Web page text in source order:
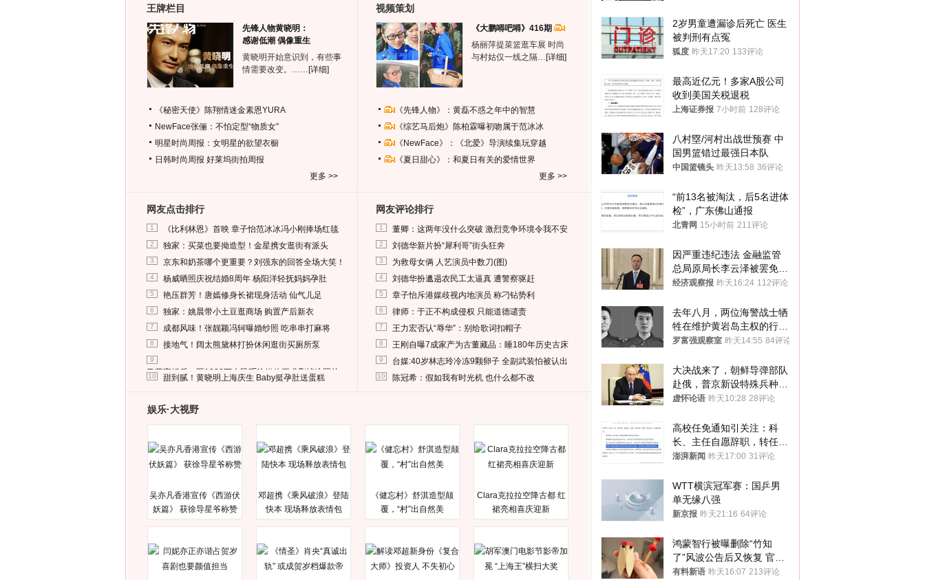
王牌栏目
先锋人物黄晓明：
感谢低潮 偶像重生
黄晓明开始意识到，有些事
情需要改变。…… [详细]
《秘密天使》陈翔情迷金素恩YURA
NewFace张俪：不怕定型“物质女”
明星时尚周报：女明星的欲望衣橱
日韩时尚周报 好莱坞街拍周报
更多 >>
视频策划
《大鹏嘚吧嘚》416期
杨丽萍提菜篮逛车展 时尚
与村姑仅一线之隔… [详细]
《先锋人物》：黄磊不惑之年中的智慧
《综艺马后炮》陈柏霖曝初吻属于范冰冰
《NewFace》：《北爱》导演续集玩穿越
《夏日甜心》：和夏日有关的爱情世界
更多 >>
网友点击排行
1 《比利林恩》首映 章子怡范冰冰冯小刚捧场红毯
2 独家：买菜也要拗造型！金星携女逛街有派头
3 京东和奶茶哪个更重要？刘强东的回答全场大笑！
4 杨威晒照庆祝结婚8周年 杨阳洋轻抚妈妈孕肚
5 艳压群芳！唐嫣修身长裙现身活动 仙气儿足
6 独家：姚晨带小土豆逛商场 购置产后新衣
7 成都风味！张靓颖冯轲曝婚纱照 吃串串打麻将
8 接地气！阔太熊黛林打扮休闲逛街买厕所泵
9
马蓉离婚后，砸1000万人民币给媒体要求删掉这照片
10 甜到腻！黄晓明上海庆生 Baby挺孕肚送蛋糕
网友评论排行
1 董卿：这两年没什么突破 激烈竞争环境令我不安
2 刘德华新片扮“犀利哥”街头狂奔
3 为救母女俩 人艺演员中数刀(图)
4 刘德华扮邋遢农民工太逼真 遭警察驱赶
5 章子怡斥港媒歧视内地演员 称刁钻势利
6 律师：于正不构成侵权 只能道德谴责
7 王力宏否认“辱华”：别给歌词扣帽子
8 王刚自曝7成家产为古董藏品：睡180年历史古床
9 台媒:40岁林志玲冷冻9颗卵子 全副武装怕被认出
10 陈冠希：假如我有时光机 也什么都不改
娱乐·大视野
吴亦凡香港宣传《西游伏
妖篇》 获徐导星爷称赞
邓超携《乘风破浪》登陆
快本 现场释放表情包
《健忘村》舒淇造型颠
覆，“村”出自然美
Clara克拉拉空降古都 红
裙亮相喜庆迎新
2岁男童遭漏诊后死亡 医生
被判刑有点冤
狐度 昨天17:20 133评论
最高近亿元！多家A股公司
收到美国关税退税
上海证券报 7小时前 128评论
八村塁/河村出战世预赛 中
国男篮错过最强日本队
中国篮镜头 昨天13:58 36评论
“前13名被淘汰，后5名进体
检”，广东佛山通报
北青网 15小时前 211评论
因严重违纪违法 金融监管
总局原局长李云泽被罢免全
国人大代表
经济观察报 昨天16:24 112评论
去年八月，两位海警战士牺
牲在维护黄岩岛主权的行动
中
罗富强观察室 昨天14:55 84评论
大决战来了，朝鲜导弹部队
赴俄，普京新设特殊兵种，
76岁老将扛旗
虚怀论语 昨天10:28 28评论
高校任免通知引关注：科
长、主任自愿辞职，转任思
政辅导员
澎湃新闻 昨天17:00 31评论
WTT横滨冠军赛：国乒男
单无缘八强
新京报 昨天21:16 64评论
鸿蒙智行被曝删除“竹知
了”风波公告后又恢复 官媒
曾力挺：劝华为要大度的，
有料新语 昨天16:07 213评论